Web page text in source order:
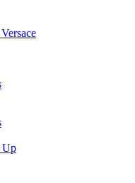
Up